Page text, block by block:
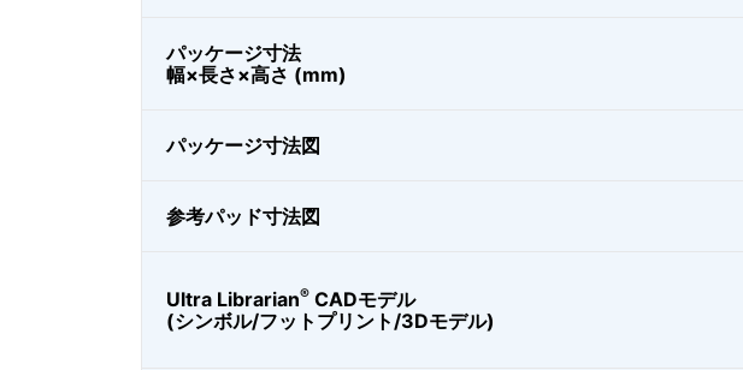
パッケージ寸法
幅×長さ×高さ (mm)
パッケージ寸法図
参考パッド寸法図
Ultra Librarian® CADモデル
(シンボル/フットプリント/3Dモデル)